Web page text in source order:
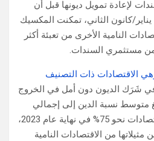
لإعادة تمويل ديونها قبل أن
كانون الثاني، تمكنت المكسيك
النامية الأخرى من تعبئة أكثر
مستثمري السندات.
الاقتصادات ذات التصنيف
شَرَك الديون دون أمل في الخروج
نسبة الدين إلى إجمالي
الناتج المحلي في هذه الاقتصادات نحو 75% في نهاية عام 2023،
20 نقطة عن مثيلاتها من الاقتصادات النامية